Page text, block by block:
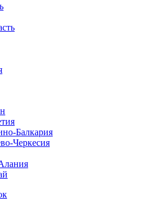
Балкария
Черкесия